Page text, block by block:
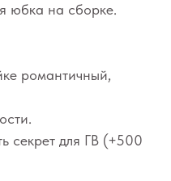
юбка на сборке.
романтичный,
секрет для ГВ (+500